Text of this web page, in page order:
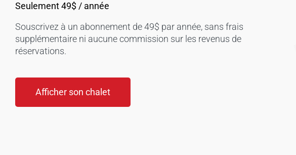
Seulement 49$ / année
Souscrivez à un abonnement de 49$ par année, sans frais
supplémentaire ni aucune commission sur les revenus de
réservations.
Afficher son chalet